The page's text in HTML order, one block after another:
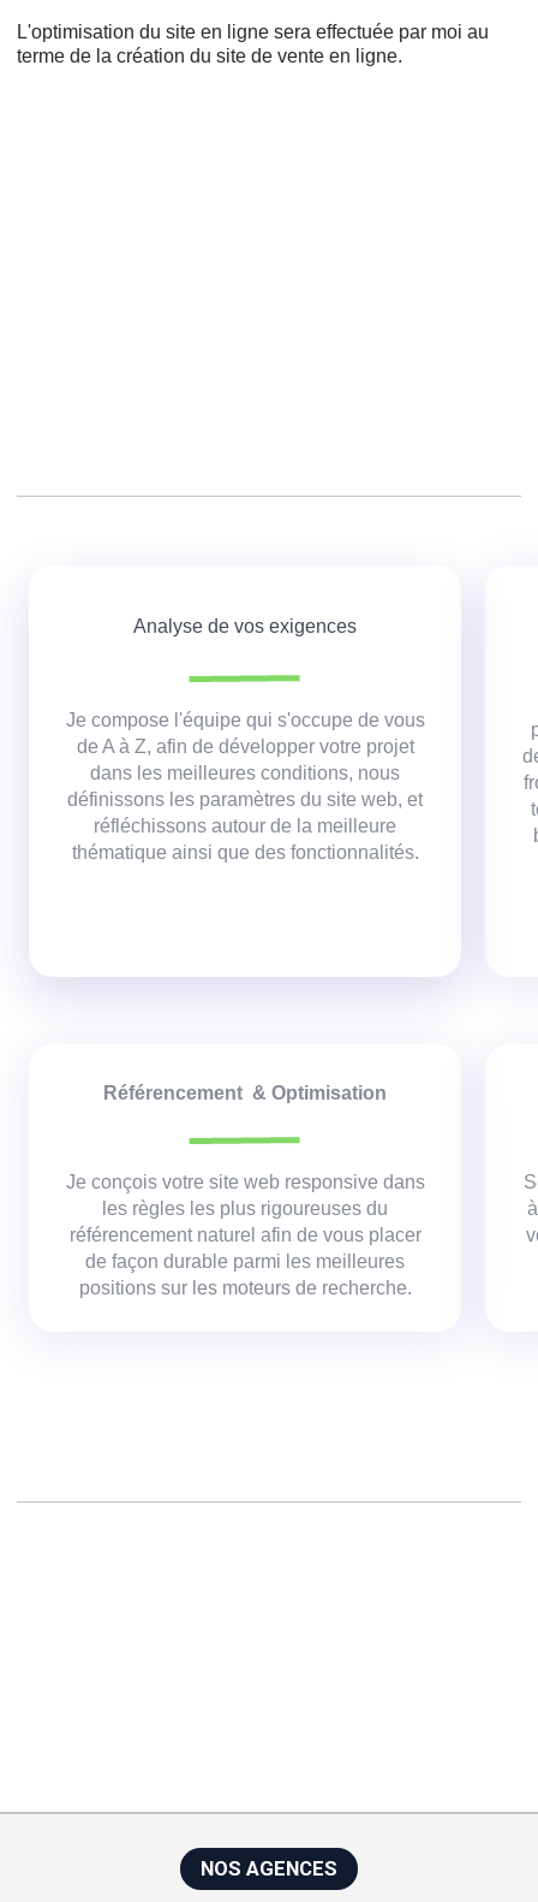
L'optimisation du site en ligne sera effectuée par moi au
terme de la création du site de vente en ligne.
Analyse de vos exigences
Je compose l'équipe qui s'occupe de vous
de A à Z, afin de développer votre projet
dans les meilleures conditions, nous
définissons les paramètres du site web, et
réfléchissons autour de la meilleure
thématique ainsi que des fonctionnalités.
Référencement & Optimisation
Je conçois votre site web responsive dans
les règles les plus rigoureuses du
référencement naturel afin de vous placer
de façon durable parmi les meilleures
positions sur les moteurs de recherche.
NOS AGENCES